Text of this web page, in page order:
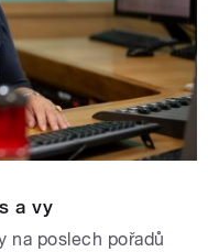
a vy
na poslech pořadů